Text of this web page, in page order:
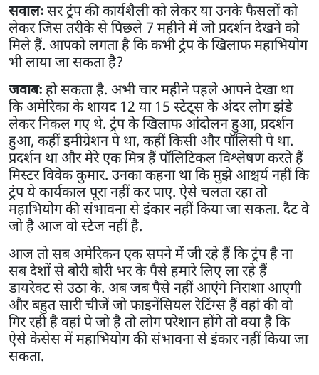
सवालःसर ट्रंप की कार्यशैली को लेकर या उनके फैसलों को
लेकर जिस तरीके से पिछले 7 महीने में जो प्रदर्शन देखने को
मिले हैं. आपको लगता है कि कभी ट्रंप के खिलाफ महाभियोग
भी लाया जा सकता है?
जवाबःहो सकता है. अभी चार महीने पहले आपने देखा था
कि अमेरिका के शायद 12 या 15 स्टेट्स के अंदर लोग झंडे
लेकर निकल गए थे. ट्रंप के खिलाफ आंदोलन हुआ, प्रदर्शन
हुआ, कहीं इमीग्रेशन पे था, कहीं किसी और पॉलिसी पे था.
प्रदर्शन था और मेरे एक मित्र हैं पॉलिटिकल विश्लेषण करते हैं
मिस्टर विवेक कुमार. उनका कहना था कि मुझे आश्चर्य नहीं कि
ट्रंप ये कार्यकाल पूरा नहीं कर पाए. ऐसे चलता रहा तो
महाभियोग की संभावना से इंकार नहीं किया जा सकता. दैट वे
जो है आज वो स्टेज नहीं है.
आज तो सब अमेरिकन एक सपने में जी रहे हैं कि ट्रंप है ना
सब देशों से बोरी बोरी भर के पैसे हमारे लिए ला रहे हैं
डायरेक्ट से उठा के. अब जब पैसे नहीं आएंगे निराशा आएगी
और बहुत सारी चीजें जो फाइनेंसियल रेटिंग्स हैं वहां की वो
गिर रही है वहां पे जो है तो लोग परेशान होंगे तो क्या है कि
ऐसे केसेस में महाभियोग की संभावना से इंकार नहीं किया जा
सकता.